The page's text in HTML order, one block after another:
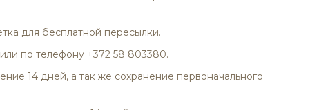
для бесплатной пересылки.
по телефону +372 58 803380.
14 дней, а так же сохранение первоначального